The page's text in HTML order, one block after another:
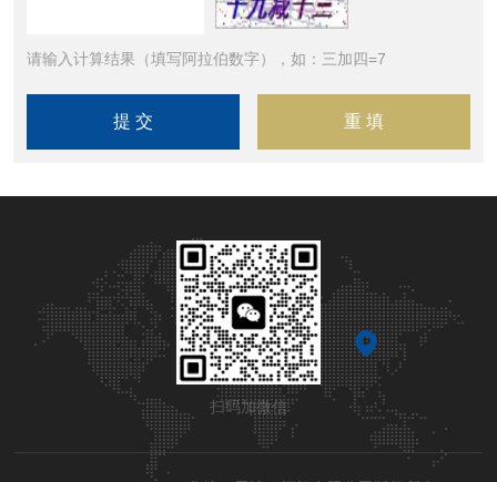
请输入计算结果（填写阿拉伯数字），如：三加四=7
扫码加微信